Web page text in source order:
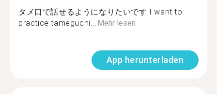
タメ口で話せるようになりたいです I want to
practice tameguchi... Mehr lesen
App herunterladen